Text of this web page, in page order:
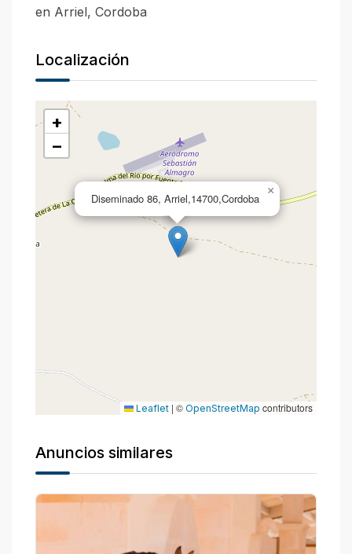
en Arriel, Cordoba
Localización
Diseminado 86, Arriel,14700,Cordoba
×
+
−
Leaflet | © OpenStreetMap contributors
Anuncios similares